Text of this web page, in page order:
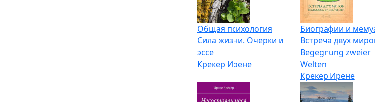
Общая психология
Сила жизни. Очерки и
эссе
Крекер Ирене
Биографии и
Встреча двух
Begegnung zweier
Welten
Крекер Ирене